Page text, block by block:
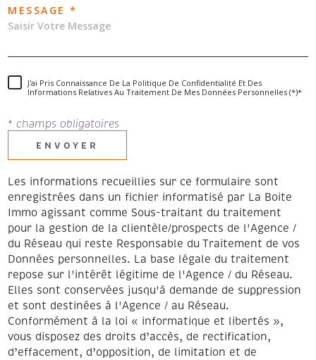
MESSAGE *
J'ai Pris Connaissance De La Politique De Confidentialité Et Des
Informations Relatives Au Traitement De Mes Données Personnelles (*)*
* champs obligatoires
ENVOYER
Les informations recueillies sur ce formulaire sont
enregistrées dans un fichier informatisé par La Boite
Immo agissant comme Sous-traitant du traitement
pour la gestion de la clientèle/prospects de l'Agence /
du Réseau qui reste Responsable du Traitement de vos
Données personnelles. La base légale du traitement
repose sur l'intérêt légitime de l'Agence / du Réseau.
Elles sont conservées jusqu'à demande de suppression
et sont destinées à l'Agence / au Réseau.
Conformément à la loi « informatique et libertés »,
vous disposez des droits d’accès, de rectification,
d’effacement, d’opposition, de limitation et de